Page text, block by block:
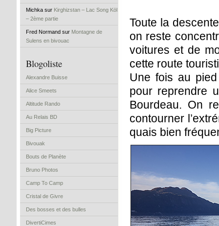
Michka sur Kirghizstan – Lac Song Köl
– 2ème partie
Fred Normand sur Montagne de
Sulens en bivouac
Blogoliste
Alexandre Buisse
Alice Smeets
Altitude Rando
Au Relais BD
Big Picture
Bivouak
Bouts de Planète
Bruno Photos
Camp To Camp
Cristal de Givre
Des bosses et des bulles
DivertiCimes
Toute la
on reste
voitures et de
cette route
Une fois au
pour reprendre
Bourdeau. On
contourner
quais bien